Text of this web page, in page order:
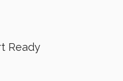
Ready